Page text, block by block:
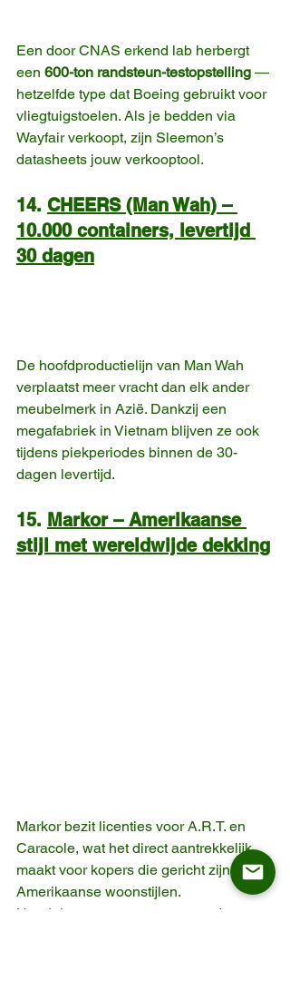
Een door CNAS erkend lab herbergt
een 600-ton randsteun-testopstelling —
hetzelfde type dat Boeing gebruikt voor
vliegtuigstoelen. Als je bedden via
Wayfair verkoopt, zijn Sleemon’s
datasheets jouw verkooptool.
14. CHEERS (Man Wah) –
10.000 containers, levertijd
30 dagen
De hoofdproductielijn van Man Wah
verplaatst meer vracht dan elk ander
meubelmerk in Azië. Dankzij een
megafabriek in Vietnam blijven ze ook
tijdens piekperiodes binnen de 30-
dagen levertijd.
15. Markor – Amerikaanse
stijl met wereldwijde dekking
Markor bezit licenties voor A.R.T. en
Caracole, wat het direct aantrekkelijk
maakt voor kopers die gericht zijn op
Amerikaanse woonstijlen.
Handelsgegevens tonen meer dan